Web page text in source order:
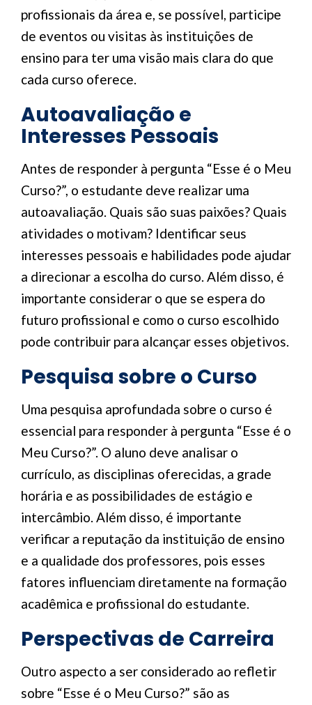
profissionais da área e, se possível, participe
de eventos ou visitas às instituições de
ensino para ter uma visão mais clara do que
cada curso oferece.
Autoavaliação e
Interesses Pessoais
Antes de responder à pergunta “Esse é o Meu
Curso?”, o estudante deve realizar uma
autoavaliação. Quais são suas paixões? Quais
atividades o motivam? Identificar seus
interesses pessoais e habilidades pode ajudar
a direcionar a escolha do curso. Além disso, é
importante considerar o que se espera do
futuro profissional e como o curso escolhido
pode contribuir para alcançar esses objetivos.
Pesquisa sobre o Curso
Uma pesquisa aprofundada sobre o curso é
essencial para responder à pergunta “Esse é o
Meu Curso?”. O aluno deve analisar o
currículo, as disciplinas oferecidas, a grade
horária e as possibilidades de estágio e
intercâmbio. Além disso, é importante
verificar a reputação da instituição de ensino
e a qualidade dos professores, pois esses
fatores influenciam diretamente na formação
acadêmica e profissional do estudante.
Perspectivas de Carreira
Outro aspecto a ser considerado ao refletir
sobre “Esse é o Meu Curso?” são as